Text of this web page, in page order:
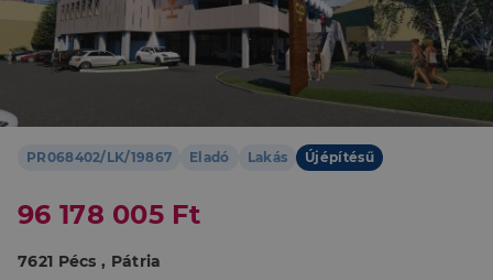
PR068402/LK/19867 Eladó Lakás Újépítésű
96 178 005 Ft
7621 Pécs , Pátria